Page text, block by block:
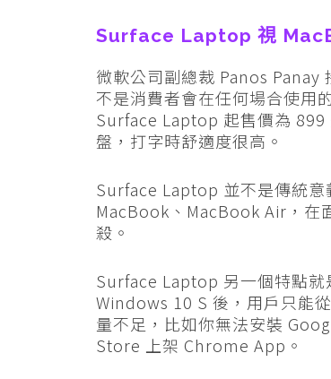
Surface Laptop 視
微軟公司副總裁 Panos Panay
不是消費者會在任何場合使用
Surface Laptop 起售價為 899
盤，打字時舒適度很高。
Surface Laptop 並不是傳統意
MacBook、MacBook Air，在
殺。
Surface Laptop 另一個特點
Windows 10 S 後，用戶只能
量不足，比如你無法安裝
Store 上架 Chrome App。